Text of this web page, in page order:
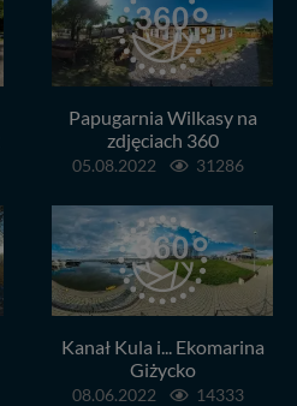
Papugarnia Wilkasy na
zdjęciach 360
05.08.2022 31286
Kanał Kula i... Ekomarina
Giżycko
08.06.2022 14333